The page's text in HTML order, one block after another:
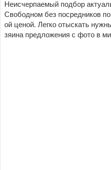
Неисчерпаемый подбор
Свободном без посредников
ой ценой. Легко отыскать
зяина предложения с фото в